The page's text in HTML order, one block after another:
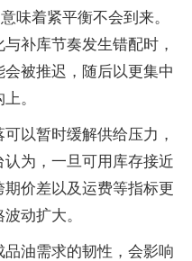
味着紧平衡不会到来。
补库节奏发生错配时，
被推迟，随后以更集中
。
以暂时缓解供给压力，
为，一旦可用库存接近
价差以及运费等指标更
动扩大。
油需求的韧性，会影响